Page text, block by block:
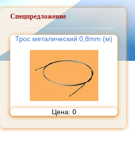
Спецпредложение
Трос металический 0,8mm (м)
Цена: 0